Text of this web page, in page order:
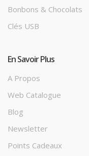
Bonbons & Chocolats
Clés USB
En Savoir Plus
A Propos
Web Catalogue
Blog
Newsletter
Points Cadeaux